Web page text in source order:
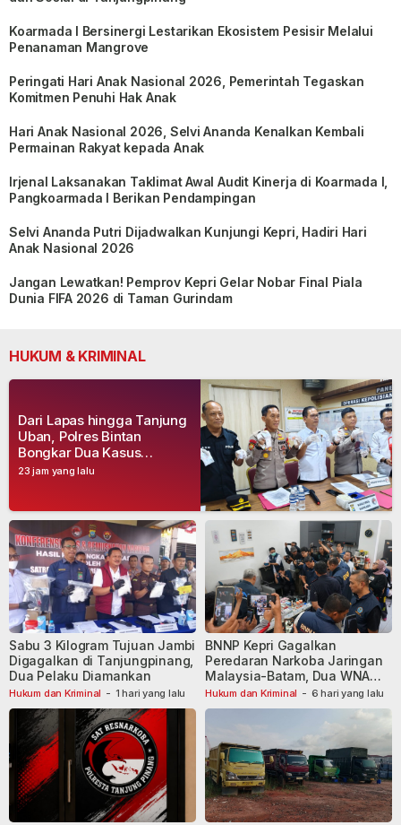
Koarmada I Bersinergi Lestarikan Ekosistem Pesisir Melalui
Penanaman Mangrove
Peringati Hari Anak Nasional 2026, Pemerintah Tegaskan
Komitmen Penuhi Hak Anak
Hari Anak Nasional 2026, Selvi Ananda Kenalkan Kembali
Permainan Rakyat kepada Anak
Irjenal Laksanakan Taklimat Awal Audit Kinerja di Koarmada I,
Pangkoarmada I Berikan Pendampingan
Selvi Ananda Putri Dijadwalkan Kunjungi Kepri, Hadiri Hari
Anak Nasional 2026
Jangan Lewatkan! Pemprov Kepri Gelar Nobar Final Piala
Dunia FIFA 2026 di Taman Gurindam
HUKUM & KRIMINAL
23 jam yang lalu
Dari Lapas hingga Tanjung
Uban, Polres Bintan
Bongkar Dua Kasus
Narkoba, Empat Tersangka
Hukum dan Kriminal - 1 hari yang lalu
Sabu 3 Kilogram Tujuan Jambi
Digagalkan di Tanjungpinang,
Dua Pelaku Diamankan
Hukum dan Kriminal - 6 hari yang lalu
BNNP Kepri Gagalkan
Peredaran Narkoba Jaringan
Malaysia-Batam, Dua WNA
Masih Diburu